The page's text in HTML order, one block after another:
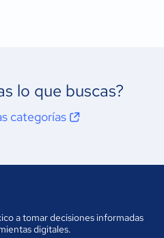
lo que buscas?
categorías
a tomar decisiones informadas
digitales.